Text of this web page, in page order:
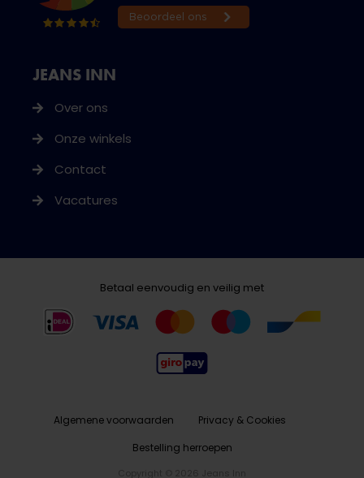
JEANS INN
Over ons
Onze winkels
Contact
Vacatures
Betaal eenvoudig en veilig met
Algemene voorwaarden
Privacy & Cookies
Bestelling herroepen